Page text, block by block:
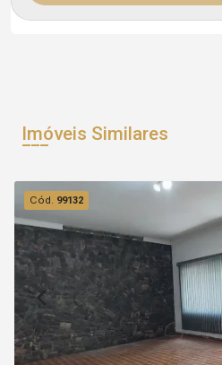
Imóveis Similares
Cód. 99132